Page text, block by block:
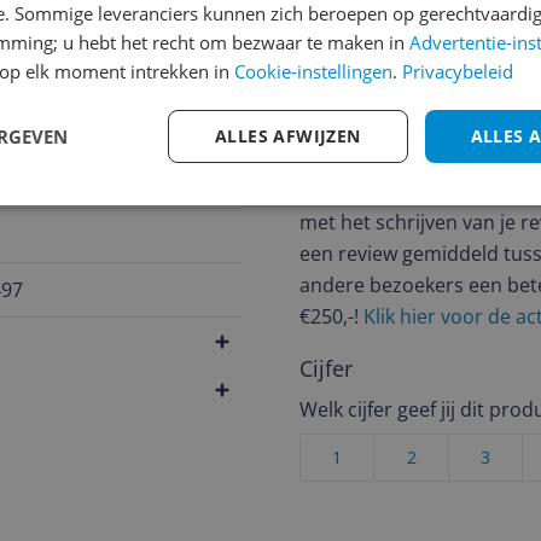
Reviews
Er zijn nog geen
Heb jij dit product in
met het schrijven van je
een review gemiddeld
andere bezoekers een
€250,-! Klik hier voor de
Cijfer
Welk cijfer geef jij dit
3
2
1
Sommige leveranciers kunnen zich beroepen op
u hebt het recht om bezwaar te maken in Advertentie-
elk moment intrekken in Cookie-instellingen. Privacybeleid
ALLES
ALLES AFWIJZEN